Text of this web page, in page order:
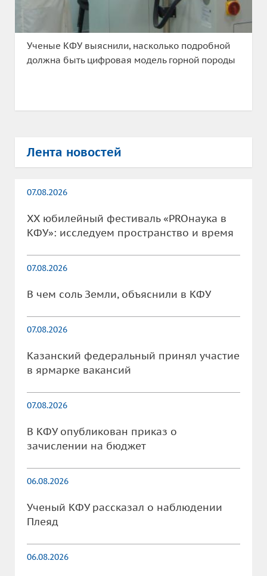
Ученые КФУ выяснили, насколько подробной
должна быть цифровая модель горной породы
Лента новостей
07.08.2026
XX юбилейный фестиваль «PROнаука в
КФУ»: исследуем пространство и время
07.08.2026
В чем соль Земли, объяснили в КФУ
07.08.2026
Казанский федеральный принял участие
в ярмарке вакансий
07.08.2026
В КФУ опубликован приказ о
зачислении на бюджет
06.08.2026
Ученый КФУ рассказал о наблюдении
Плеяд
06.08.2026